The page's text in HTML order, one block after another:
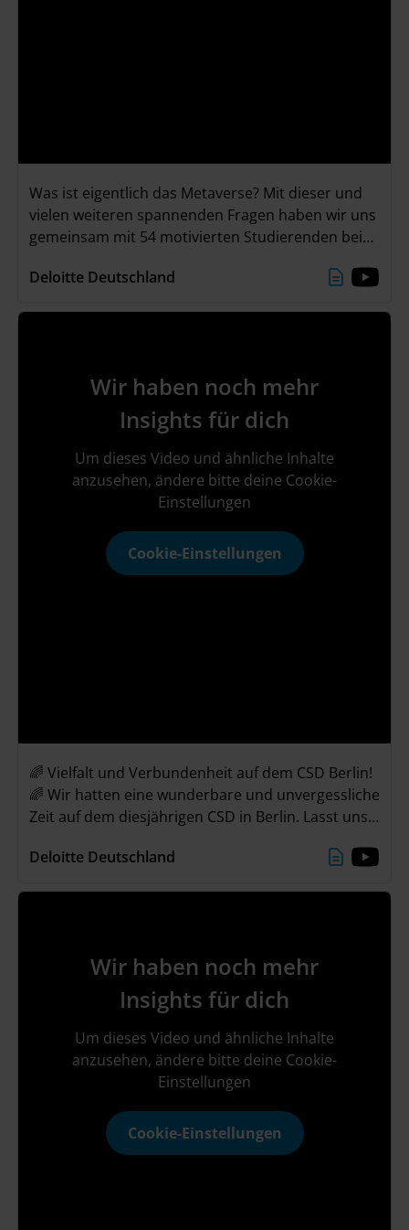
Was ist eigentlich das Metaverse? Mit dieser und
vielen weiteren spannenden Fragen haben wir uns
gemeinsam mit 54 motivierten Studierenden bei
Event mit Zukunftsperspektive“ am 22./23. Juni
unvergessliche Abendevent!
Deloitte Deutschland
Wir haben noch mehr
Insights für dich
Um dieses Video und ähnliche Inhalte
anzusehen, ändere bitte deine Cookie-
Einstellungen
Cookie-Einstellungen
🌈 Vielfalt und Verbundenheit auf dem CSD Berlin!
🌈 Wir hatten eine wunderbare und unvergessliche
Zeit auf dem diesjährigen CSD in Berlin. Lasst uns
unseren Alltag nehmen und weiterhin Vielfalt &
Deloitte Deutschland
Wir haben noch mehr
Insights für dich
Um dieses Video und ähnliche Inhalte
anzusehen, ändere bitte deine Cookie-
Einstellungen
Cookie-Einstellungen